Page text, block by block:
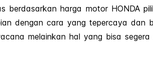
harga motor HONDA
dengan cara yang tepercaya dan
melainkan hal yang bisa